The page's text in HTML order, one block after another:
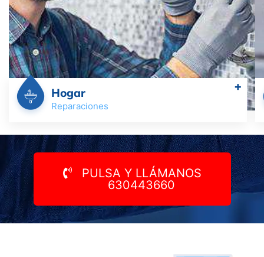
Hogar
Reparaciones
+
PULSA Y LLÁMANOS
630443660